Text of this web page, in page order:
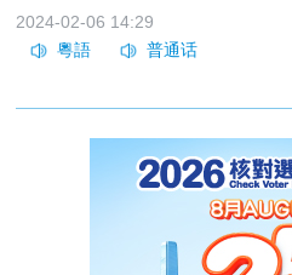
2024-02-06 14:29